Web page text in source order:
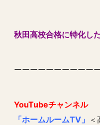
秋田高校合格に特化し
ーーーーーーーーーー
YouTubeチャンネル
「ホームルームTV」